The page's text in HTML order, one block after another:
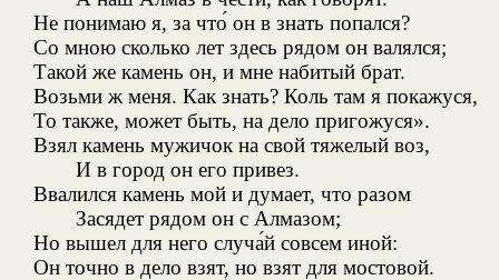
Не понимаю я, за что́ он в знать попался?
Со мною сколько лет здесь рядом он валялся;
Такой же камень он, и мне набитый брат.
Возьми ж меня. Как знать? Коль там я покажуся,
То также, может быть, на дело пригожуся».
Взял камень мужичок на свой тяжелый воз,
И в город он его привез.
Ввалился камень мой и думает, что разом
Засядет рядом он с Алмазом;
Но вышел для него случа́й совсем иной:
Он точно в дело взят, но взят для мостовой.